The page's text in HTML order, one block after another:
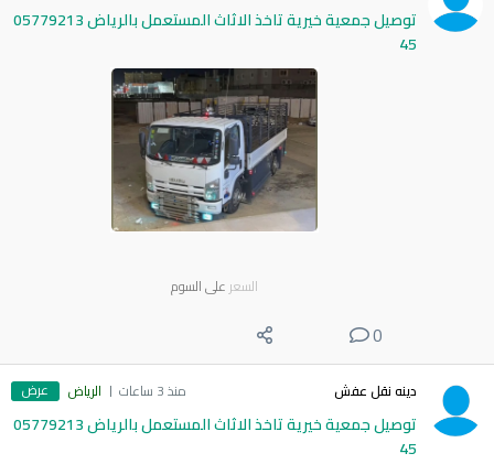
توصيل جمعية خيرية تاخذ الاثاث المستعمل بالرياض 05779213
45
السعر على السوم
0
دينه نقل عفش منذ 3 ساعات الرياض عرض
توصيل جمعية خيرية تاخذ الاثاث المستعمل بالرياض 05779213
45